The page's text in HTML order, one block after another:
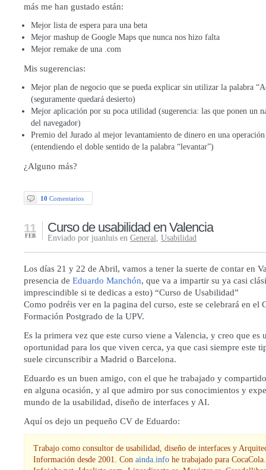
más me han gustado están:
Mejor lista de espera para una beta
Mejor mashup de Google Maps que nunca nos hizo falta
Mejor remake de una .com
Mis sugerencias:
Mejor plan de negocio que se pueda explicar sin utilizar la palabra
(seguramente quedará desierto)
Mejor aplicación por su poca utilidad (sugerencia: las que ponen un
del navegador)
Premio del Jurado al mejor levantamiento de dinero en una
(entendiendo el doble sentido de la palabra “levantar”)
¿Alguno más?
10 Comentarios
Curso de usabilidad en Valencia
11
FEB Enviado por juanluis en General, Usabilidad
Los días 21 y 22 de Abril, vamos a tener la suerte de contar en
presencia de Eduardo Manchón, que va a impartir su ya casi
imprescindible si te dedicas a esto) “Curso de Usabilidad”
Como podréis ver en la pagina del curso, este se celebrará en el
Formación Postgrado de la UPV.
Es la primera vez que este curso viene a Valencia, y creo que es
oportunidad para los que viven cerca, ya que casi siempre este
suele circunscribir a Madrid o Barcelona.
Eduardo es un buen amigo, con el que he trabajado y
en alguna ocasión, y al que admiro por sus conocimientos y
mundo de la usabilidad, diseño de interfaces y AI.
Aquí os dejo un pequeño CV de Eduardo:
Trabajo como consultor de usabilidad, diseño de interfaces y
Información desde 2001. Con ainda.info he trabajado para